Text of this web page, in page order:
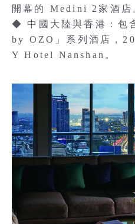
開幕的 Medini 2家酒店
◆ 中國大陸與香港：包
by OZO」系列酒店，
Y Hotel Nanshan。